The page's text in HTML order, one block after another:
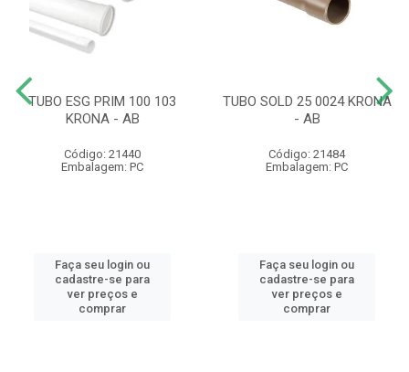
TUBO ESG PRIM 100 103
KRONA - AB
Código: 21440
Embalagem: PC
Faça seu login ou
cadastre-se para
ver preços e
comprar
TUBO SOLD 25 0024 KRONA
- AB
Código: 21484
Embalagem: PC
Faça seu login ou
cadastre-se para
ver preços e
comprar